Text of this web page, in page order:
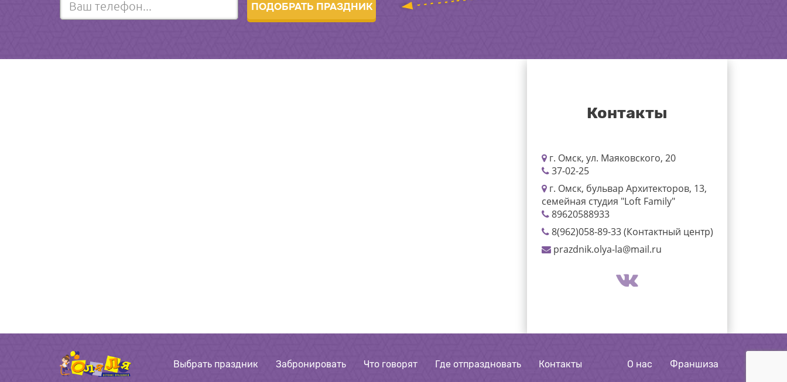
Контакты
г. Омск, ул. Маяковского, 20
37-02-25
г. Омск, бульвар Архитекторов, 13,
семейная студия "Loft Family"
89620588933
8(962)058-89-33 (Контактный центр)
prazdnik.olya-la@mail.ru
Выбрать праздник Забронировать Что говорят Где отпраздновать Контакты О нас Франшиза